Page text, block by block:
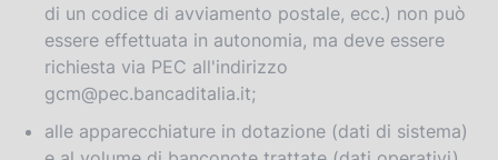
di un codice di avviamento postale, ecc.) non può
essere effettuata in autonomia, ma deve essere
richiesta via PEC all'indirizzo
gcm@pec.bancaditalia.it;
alle apparecchiature in dotazione (dati di sistema)